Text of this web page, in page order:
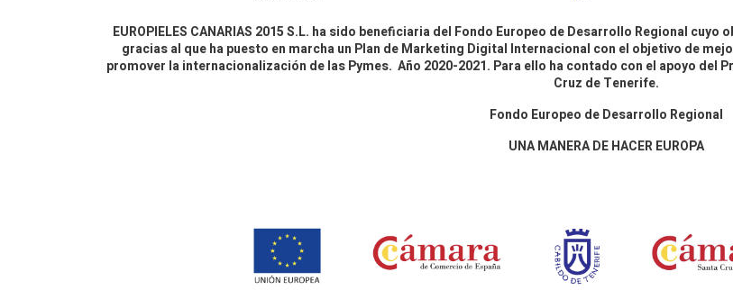
EUROPIELES CANARIAS 2015 S.L. ha sido beneficiaria del Fondo Europeo de Desarrollo Regional
gracias al que ha puesto en marcha un Plan de Marketing Digital Internacional con el objetivo de
promover la internacionalización de las Pymes. Año 2020-2021. Para ello ha contado con el apoyo del
Cruz de Tenerife.
Fondo Europeo de Desarrollo Regional
UNA MANERA DE HACER EUROPA